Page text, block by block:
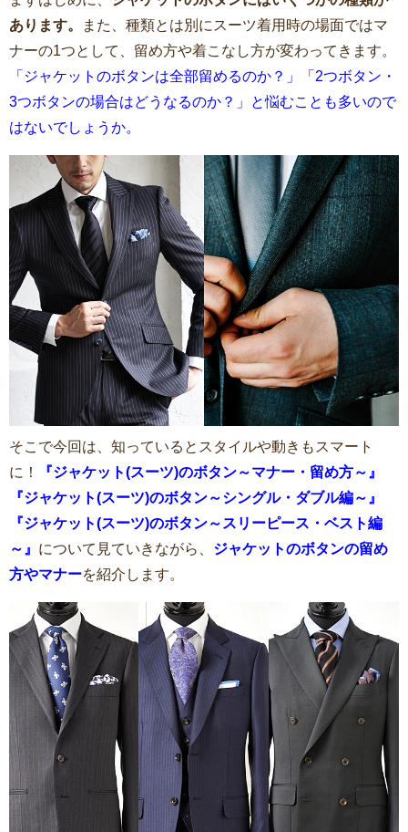
あります。
また、種類とは別にスーツ着用時の場面ではマ
ナーの1つとして、留め方や着こなし方が変わってきます。
「ジャケットのボタンは全部留めるのか？」「2つボタン・
3つボタンの場合はどうなるのか？」と悩むことも多いので
はないでしょうか。
そこで今回は、知っているとスタイルや動きもスマート
に！
『ジャケット(スーツ)のボタン～マナー・留め方～』
『ジャケット(スーツ)のボタン～シングル・ダブル編～』
『ジャケット(スーツ)のボタン～スリーピース・ベスト編
～』 について見ていきながら、 ジャケットのボタンの留め
方やマナーを紹介します。